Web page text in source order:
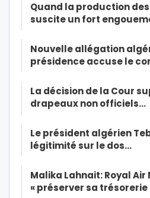
Quand la production
suscite un fort
Nouvelle allégation
présidence accuse le
La décision de la Cour
drapeaux non officiels…
Le président algérien
légitimité sur le dos…
Malika Lahnait: Royal Air
« préserver sa trésorerie